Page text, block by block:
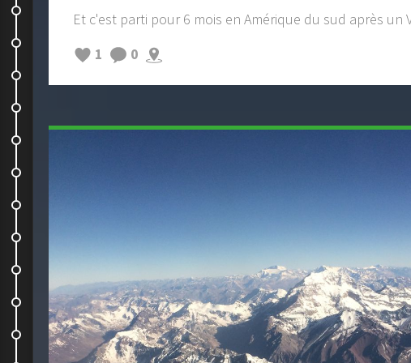
LIVE LIKE YOU#4 : SAN PEDRO DE...
Hostel Chango
Et c'est parti pour 6 mois en Amérique du sud après un
1
0